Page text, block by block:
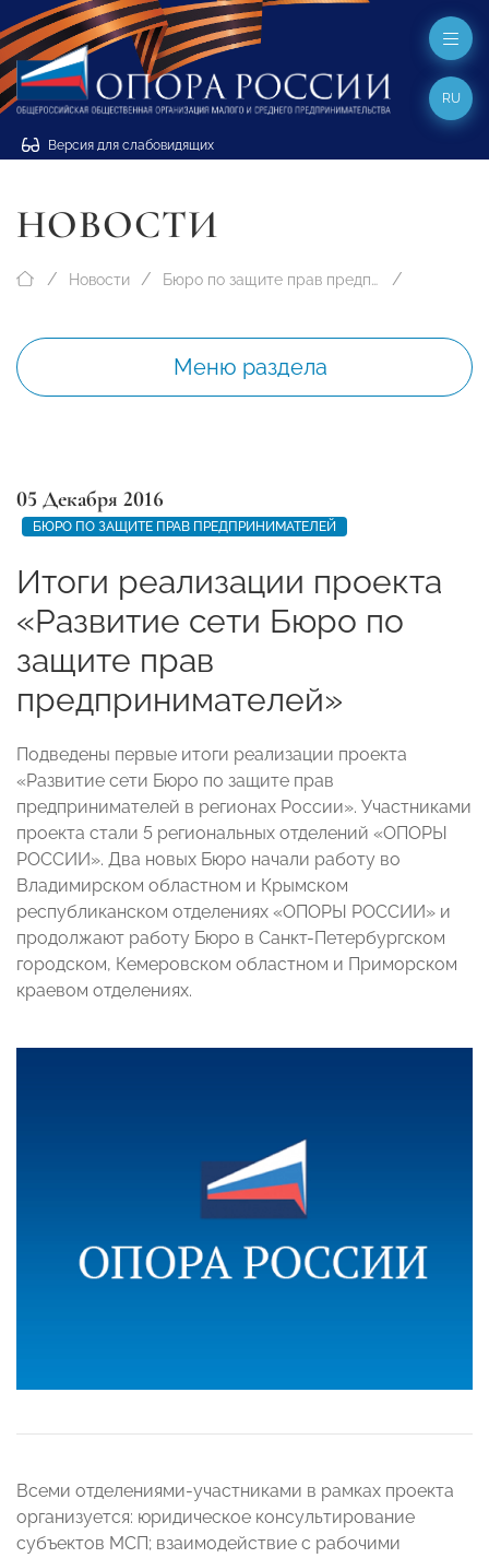
Версия для слабовидящих
RU
НОВОСТИ
Новости Бюро по защите прав предпринимателей
Меню раздела
05 Декабря 2016
БЮРО ПО ЗАЩИТЕ ПРАВ ПРЕДПРИНИМАТЕЛЕЙ
Итоги реализации проекта
«Развитие сети Бюро по
защите прав
предпринимателей»
Подведены первые итоги реализации проекта
«Развитие сети Бюро по защите прав
предпринимателей в регионах России». Участниками
проекта стали 5 региональных отделений «ОПОРЫ
РОССИИ». Два новых Бюро начали работу во
Владимирском областном и Крымском
республиканском отделениях «ОПОРЫ РОССИИ» и
продолжают работу Бюро в Санкт-Петербургском
городском, Кемеровском областном и Приморском
краевом отделениях.
Всеми отделениями-участниками в рамках проекта
организуется: юридическое консультирование
субъектов МСП; взаимодействие с рабочими